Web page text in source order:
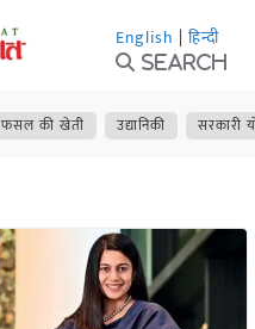
English | हिन्दी
Search
फसल की खेती उद्यानिकी सरकारी